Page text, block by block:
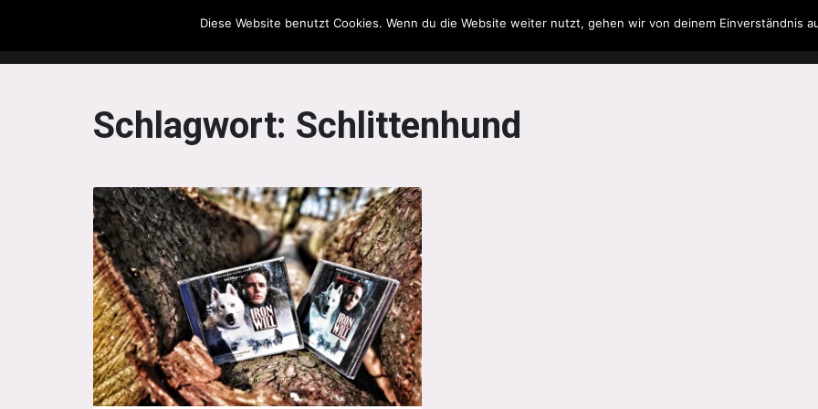
The Howling Men Filme & Serien Musik Spielzeug Literatur
Schlagwort: Schlittenhund
Diese Website benutzt Cookies. Wenn du die Website weiter nutzt, gehen wir von deinem Einverständnis